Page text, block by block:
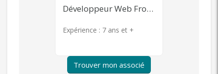
Community Management, Content Marketing, Publicité en ligne, Product Management
Expérience : 7 ans et +
Trouver mon associé